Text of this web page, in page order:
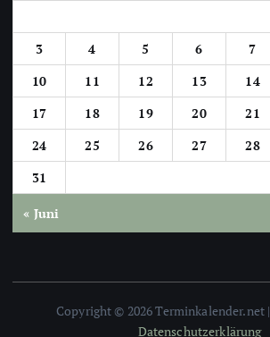
3
4 5 6 7
10
11 12 13 14
17
18 19 20 21
24
25 26 27 28
31
« Juni
Copyright © 2026 Terminkalender.net |
Datenschutzerklärung